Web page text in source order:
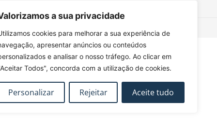
a sua privacidade
cookies para melhorar a sua experiência de
apresentar anúncios ou conteúdos
e analisar o nosso tráfego. Ao clicar em
Todos", concorda com a utilização de cookies.
Personalizar Rejeitar Aceite tudo